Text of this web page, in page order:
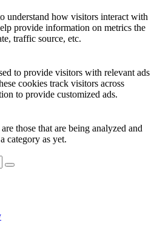
understand how visitors interact with
provide information on metrics the
traffic source, etc.
to provide visitors with relevant ads
cookies track visitors across
to provide customized ads.
those that are being analyzed and
category as yet.